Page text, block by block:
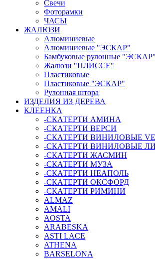
Свечи
Фоторамки
ЧАСЫ
ЖАЛЮЗИ
Алюминиевые
Алюминиевые "ЭСКАР"
Бамбуковые рулонные "ЭСКАР"
Жалюзи "ПЛИССЕ"
Пластиковые
Пластиковые "ЭСКАР"
Рулонная штора
ИЗДЕЛИЯ ИЗ ДЕРЕВА
КЛЕЕНКА
-СКАТЕРТИ АМИНА
-СКАТЕРТИ ВЕРСИ
-СКАТЕРТИ ВИНИЛОВЫЕ
-СКАТЕРТИ ВИНИЛОВЫЕ
-СКАТЕРТИ ЖАСМИН
-СКАТЕРТИ МУЗА
-СКАТЕРТИ НЕАПОЛЬ
-СКАТЕРТИ ОКСФОРД
-СКАТЕРТИ РИМИНИ
ALMAZ
AMALI
AOSTA
ARABESKA
ASTI LACE
ATHENA
BARSELONA